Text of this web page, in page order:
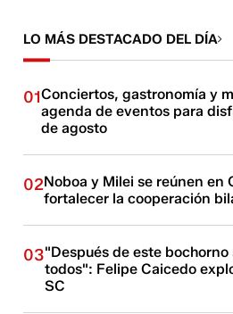
LO MÁS DESTACADO DEL DÍA
01Conciertos, gastronomía y
agenda de eventos para
de agosto
02Noboa y Milei se reúnen en
fortalecer la cooperación
03"Después de este
todos": Felipe Caicedo
SC